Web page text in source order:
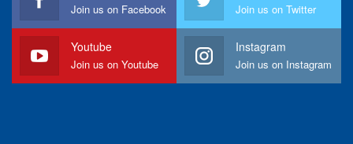
Join us on Facebook Join us on Twitter
Youtube
Join us on Youtube
Instagram
Join us on Instagram